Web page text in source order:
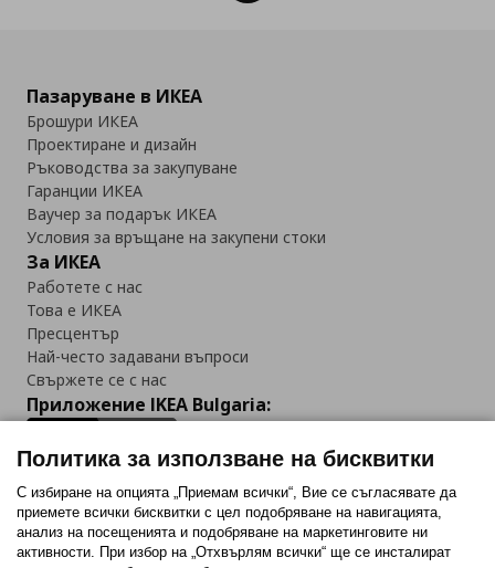
Пазаруване в ИКЕА
Брошури ИКЕА
Проектиране и дизайн
Ръководства за закупуване
Гаранции ИКЕА
Ваучер за подарък ИКЕА
Условия за връщане на закупени стоки
За ИКЕА
Работете с нас
Това е ИКЕА
Пресцентър
Най-често задавани въпроси
Свържете се с нас
Приложение IKEA Bulgaria:
Последвайте ни:
FacebookTwitterYoutubePinterestInstagram
Политика за използване на бисквитки
С избиране на опцията „Приемам всички“, Вие се съгласявате да
приемете всички бисквитки с цел подобряване на навигацията,
анализ на посещенията и подобряване на маркетинговите ни
активности. При избор на „Отхвърлям всички“ ще се инсталират